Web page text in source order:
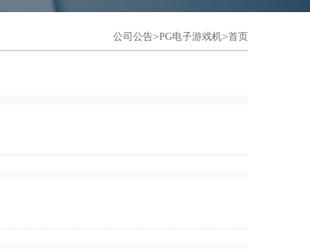
首页
>
PG电子游戏机
>
公司公告